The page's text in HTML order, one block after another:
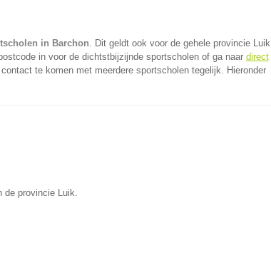
in Barchon. Dit geldt ook voor de gehele provincie Luik
in voor de dichtstbijzijnde sportscholen of ga naar direct
te komen met meerdere sportscholen tegelijk. Hieronder
de provincie Luik.